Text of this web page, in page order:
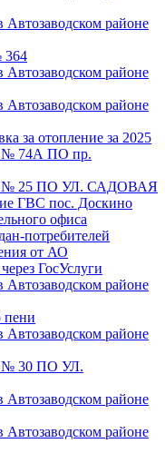
районе
районе
районе
за отопление за 2025
74А ПО пр.
25 ПО УЛ. САДОВАЯ
ГВС пос. Доскино
офиса
потребителей
от АО
ГосУслуги
районе
пени
районе
30 ПО УЛ.
районе
районе